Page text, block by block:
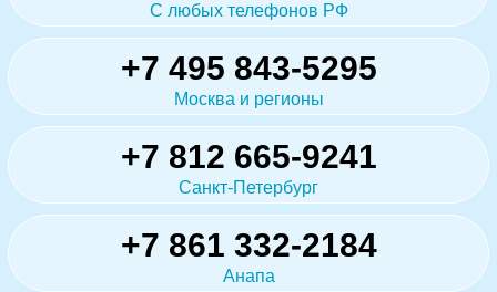
С любых телефонов РФ
+7 495 843-5295
Москва и регионы
+7 812 665-9241
Санкт-Петербург
+7 861 332-2184
Анапа